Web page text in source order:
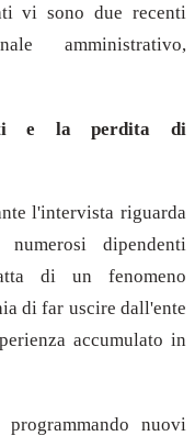
vi sono due recenti
amministrativo,
e la perdita di
l'intervista riguarda
dipendenti
di un fenomeno
di far uscire dall'ente
accumulato in
nuovi